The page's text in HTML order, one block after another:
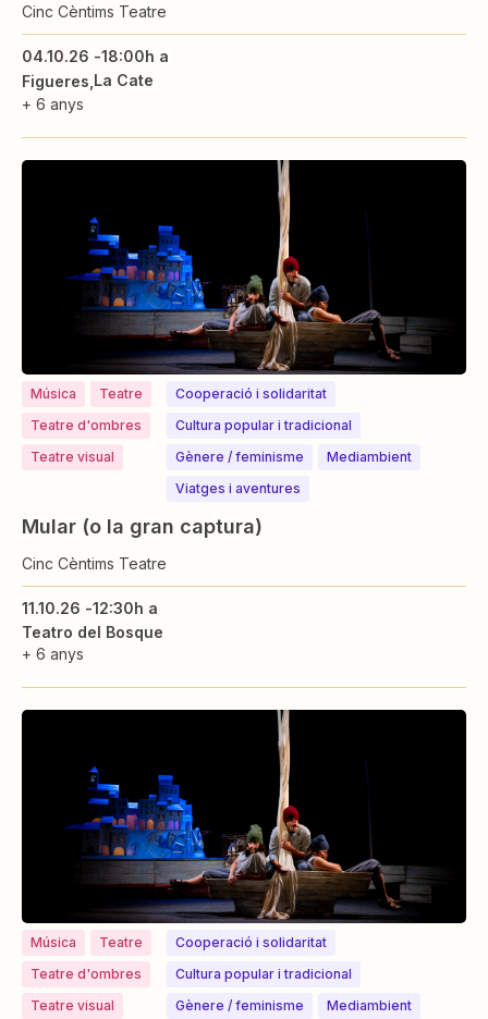
Cinc Cèntims Teatre
04.10.26 -18:00h a
Figueres La Cate
+ 6 anys
Música
Teatre
Teatre d'ombres
Teatre visual
Cooperació i solidaritat
Cultura popular i tradicional
⁠⁠Gènere / feminisme
Mediambient
Viatges i aventures
Mular (o la gran captura)
Cinc Cèntims Teatre
11.10.26 -12:30h a
Teatro del Bosque
+ 6 anys
Música
Teatre
Teatre d'ombres
Teatre visual
Cooperació i solidaritat
Cultura popular i tradicional
⁠⁠Gènere / feminisme
Mediambient